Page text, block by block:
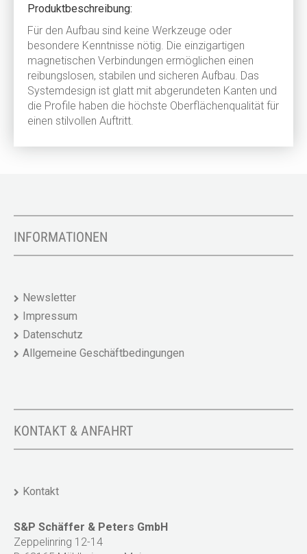
Produktbeschreibung:
Für den Aufbau sind keine Werkzeuge oder
besondere Kenntnisse nötig. Die einzigartigen
magnetischen Verbindungen ermöglichen einen
reibungslosen, stabilen und sicheren Aufbau. Das
Systemdesign ist glatt mit abgerundeten Kanten und
die Profile haben die höchste Oberflächenqualität für
einen stilvollen Auftritt.
INFORMATIONEN
Newsletter
Impressum
Datenschutz
Allgemeine Geschäftbedingungen
KONTAKT & ANFAHRT
Kontakt
S&P Schäffer & Peters GmbH
Zeppelinring 12-14